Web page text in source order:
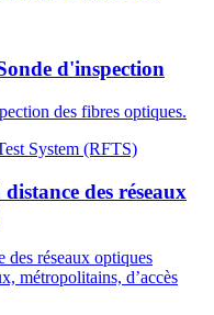
d'inspection
des fibres optiques.
des réseaux
des réseaux optiques
métropolitains, d’accès